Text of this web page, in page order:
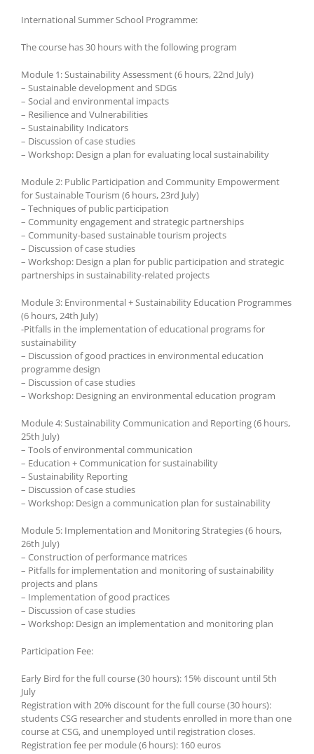
International Summer School Programme:
The course has 30 hours with the following program
Module 1: Sustainability Assessment (6 hours, 22nd July)
– Sustainable development and SDGs
– Social and environmental impacts
– Resilience and Vulnerabilities
– Sustainability Indicators
– Discussion of case studies
– Workshop: Design a plan for evaluating local sustainability
Module 2: Public Participation and Community Empowerment
for Sustainable Tourism (6 hours, 23rd July)
– Techniques of public participation
– Community engagement and strategic partnerships
– Community-based sustainable tourism projects
– Discussion of case studies
– Workshop: Design a plan for public participation and strategic
partnerships in sustainability-related projects
Module 3: Environmental + Sustainability Education Programmes
(6 hours, 24th July)
-Pitfalls in the implementation of educational programs for
sustainability
– Discussion of good practices in environmental education
programme design
– Discussion of case studies
– Workshop: Designing an environmental education program
Module 4: Sustainability Communication and Reporting (6 hours,
25th July)
– Tools of environmental communication
– Education + Communication for sustainability
– Sustainability Reporting
– Discussion of case studies
– Workshop: Design a communication plan for sustainability
Module 5: Implementation and Monitoring Strategies (6 hours,
26th July)
– Construction of performance matrices
– Pitfalls for implementation and monitoring of sustainability
projects and plans
– Implementation of good practices
– Discussion of case studies
– Workshop: Design an implementation and monitoring plan
Participation Fee:
Early Bird for the full course (30 hours): 15% discount until 5th
July
Registration with 20% discount for the full course (30 hours):
students CSG researcher and students enrolled in more than one
course at CSG, and unemployed until registration closes.
Registration fee per module (6 hours): 160 euros